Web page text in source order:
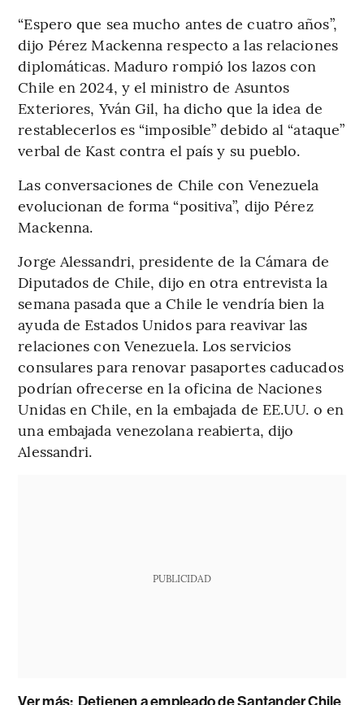
“Espero que sea mucho antes de cuatro años”,
dijo Pérez Mackenna respecto a las relaciones
diplomáticas. Maduro rompió los lazos con
Chile en 2024, y el ministro de Asuntos
Exteriores, Yván Gil, ha dicho que la idea de
restablecerlos es “imposible” debido al “ataque”
verbal de Kast contra el país y su pueblo.
Las conversaciones de Chile con Venezuela
evolucionan de forma “positiva”, dijo Pérez
Mackenna.
Jorge Alessandri, presidente de la Cámara de
Diputados de Chile, dijo en otra entrevista la
semana pasada que a Chile le vendría bien la
ayuda de Estados Unidos para reavivar las
relaciones con Venezuela. Los servicios
consulares para renovar pasaportes caducados
podrían ofrecerse en la oficina de Naciones
Unidas en Chile, en la embajada de EE.UU. o en
una embajada venezolana reabierta, dijo
Alessandri.
PUBLICIDAD